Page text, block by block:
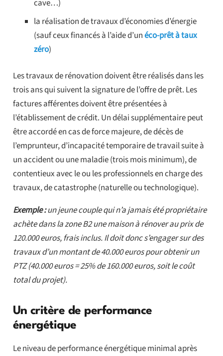
cave…)
la réalisation de travaux d’économies d’énergie
(sauf ceux financés à l’aide d’unéco-prêt à taux
zéro)
Les travaux de rénovation doivent être réalisés dans les
trois ans qui suivent la signature de l’offre de prêt. Les
factures afférentes doivent être présentées à
l’établissement de crédit. Un délai supplémentaire peut
être accordé en cas de force majeure, de décès de
l’emprunteur, d’incapacité temporaire de travail suite à
un accident ou une maladie (trois mois minimum), de
contentieux avec le ou les professionnels en charge des
travaux, de catastrophe (naturelle ou technologique).
Exemple :un jeune couple qui n’a jamais été propriétaire
achète dans la zone B2 une maison à rénover au prix de
120.000 euros, frais inclus. Il doit donc s’engager sur des
travaux d’un montant de 40.000 euros pour obtenir un
PTZ (40.000 euros = 25% de 160.000 euros, soit le coût
total du projet).
Un critère de performance
énergétique
Le niveau de performance énergétique minimal après